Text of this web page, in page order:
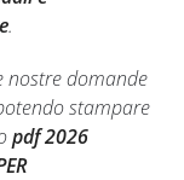
.
nostre domande
stampare
pdf 2026